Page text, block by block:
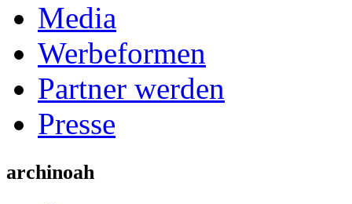
Media
Werbeformen
Partner werden
Presse
archinoah